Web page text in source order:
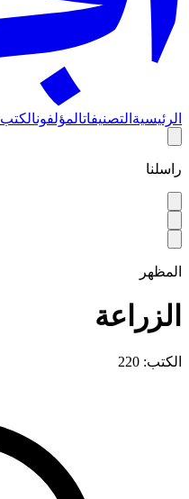
الرئيسية التصنيفاتالمؤلفونالكتب
راسلنا
المظهر
الزراعة
الكتب: 220